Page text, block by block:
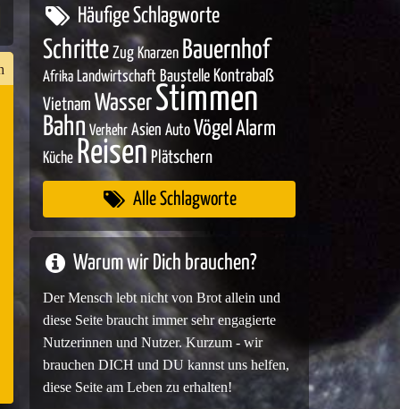
Häufige Schlagworte
Schritte Zug Knarzen Bauernhof
Afrika Landwirtschaft Baustelle Kontrabaß
Vietnam Wasser Stimmen
Bahn Verkehr Asien Auto Vögel Alarm
Küche Reisen Plätschern
Alle Schlagworte
Warum wir Dich brauchen?
Der Mensch lebt nicht von Brot allein und
diese Seite braucht immer sehr engagierte
Nutzerinnen und Nutzer. Kurzum - wir
brauchen DICH und DU kannst uns helfen,
diese Seite am Leben zu erhalten!